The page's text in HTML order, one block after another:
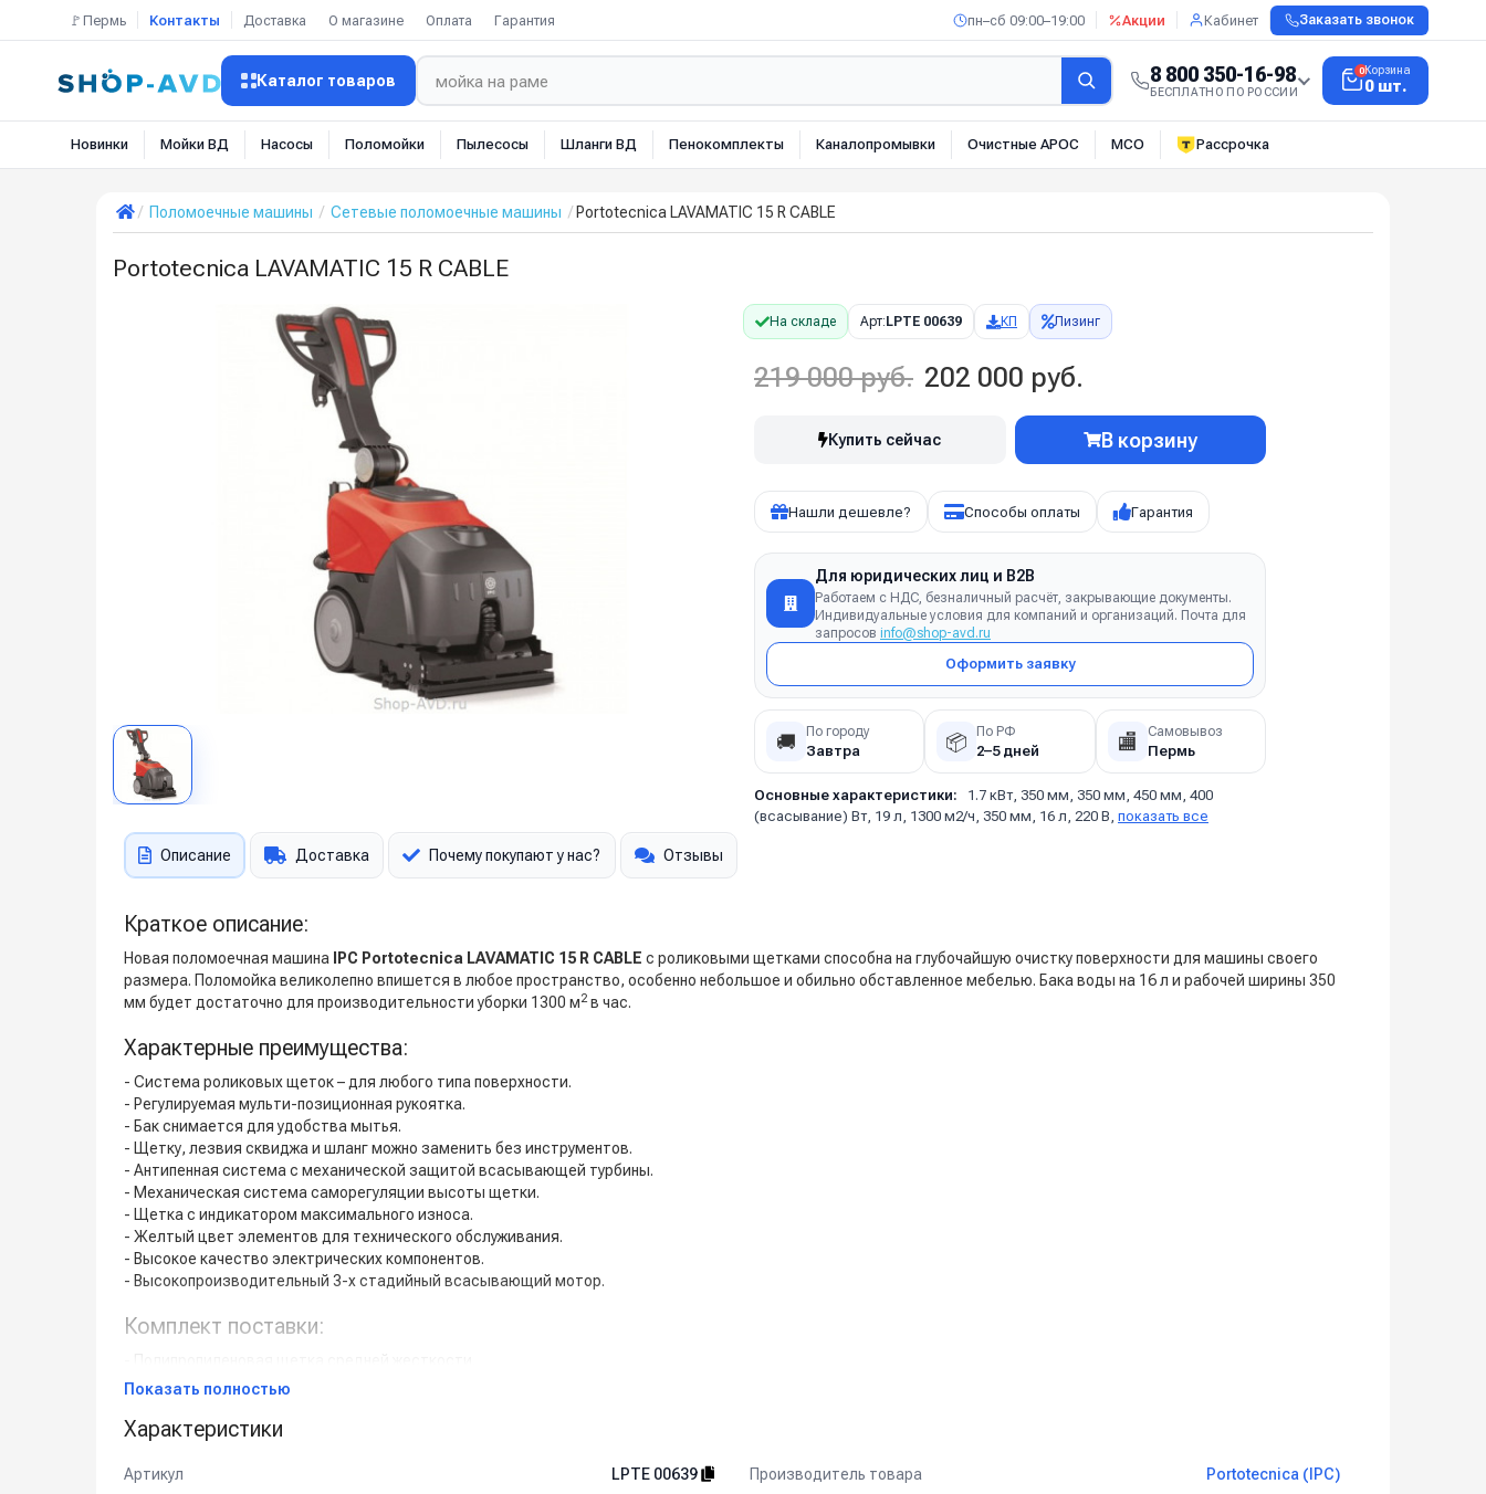
🚩Пермь Контакты Доставка О магазине Оплата Гарантия пн–сб 09:00–19:00 Акции Кабинет Заказать звонок
Каталог товаров 8 800 350-16-98
БЕСПЛАТНО ПО РОССИИ
0Корзина
0 шт.
Новинки Мойки ВД Насосы Поломойки Пылесосы Шланги ВД Пенокомплекты Каналопромывки Очистные АРОС МСО Рассрочка
Поломоечные машины Сетевые поломоечные машины Portotecnica LAVAMATIC 15 R CABLE
Portotecnica LAVAMATIC 15 R CABLE
На складе Арт: LPTE 00639 КП Лизинг
219 000 руб. 202 000 руб.
Купить сейчас В корзину
Нашли дешевле? Способы оплаты Гарантия
Для юридических лиц и B2B
Работаем с НДС, безналичный расчёт, закрывающие документы.
Индивидуальные условия для компаний и организаций. Почта для
запросов info@shop-avd.ru
Оформить заявку
🚚 По городу
Завтра 📦 По РФ
2–5 дней 🏬 Самовывоз
Пермь
Основные характеристики:
1.7 кВт, 350 мм, 350 мм, 450 мм, 400
(всасывание) Вт, 19 л, 1300 м2/ч, 350 мм, 16 л, 220 В, показать все
Описание Доставка Почему покупают у нас? Отзывы
Краткое описание:
Новая поломоечная машина IPC Portotecnica LAVAMATIC 15 R CABLE с роликовыми щетками способна на глубочайшую очистку поверхности для машины своего
размера. Поломойка великолепно впишется в любое пространство, особенно небольшое и обильно обставленное мебелью. Бака воды на 16 л и рабочей ширины 350
мм будет достаточно для производительности уборки 1300 м2 в час.
Характерные преимущества:
- Система роликовых щеток – для любого типа поверхности.
- Регулируемая мульти-позиционная рукоятка.
- Бак снимается для удобства мытья.
- Щетку, лезвия сквиджа и шланг можно заменить без инструментов.
- Антипенная система с механической защитой всасывающей турбины.
- Механическая система саморегуляции высоты щетки.
- Щетка с индикатором максимального износа.
- Желтый цвет элементов для технического обслуживания.
- Высокое качество электрических компонентов.
- Высокопроизводительный 3-х стадийный всасывающий мотор.
Комплект поставки:
- Переднее влагосборочное лезвие.
Применение:
Медицинские учреждения, гостиницы и кафе, офисы, образовательные заведения.
Показать полностью
Характеристики
Артикул LPTE 00639 Производитель товара
Portotecnica (IPC)